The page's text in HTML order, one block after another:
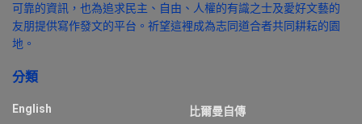
可靠的資訊，也為追求民主、自由、人權的有識之士及愛好文藝的
友朋提供寫作發文的平台。祈望這裡成為志同道合者共同耕耘的園
地。
分類
English
比爾曼自傳